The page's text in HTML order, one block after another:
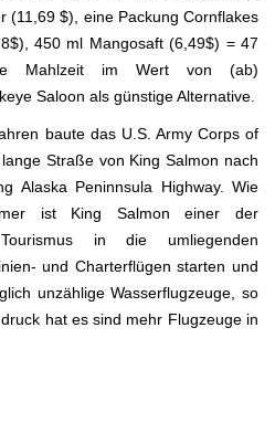
(11,69 $), eine Packung Cornflakes
450 ml Mangosaft (6,49$) = 47
Mahlzeit im Wert von (ab)
Saloon als günstige Alternative.
baute das U.S. Army Corps of
Straße von King Salmon nach
Alaska Peninnsula Highway. Wie
ist King Salmon einer der
in die umliegenden
und Charterflügen starten und
unzählige Wasserflugzeuge, so
hat es sind mehr Flugzeuge in